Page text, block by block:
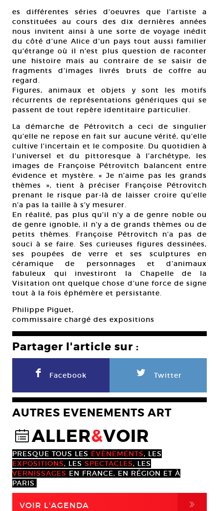
es différentes séries d’oeuvres que l’artiste a
constituées au cours des dix dernières années
nous invitent ainsi à une sorte de voyage inédit
du côté d’une Alice d’un pays tout aussi familier
qu’étrange où il n’est plus question de raconter
une histoire mais au contraire de se saisir de
fragments d’images livrés bruts de coffre au
regard.
Figures, animaux et objets y sont les motifs
récurrents de représentations génériques qui se
passent de tout repère identitaire particulier.
La démarche de Pétrovitch a ceci de singulier
qu’elle ne repose en fait sur aucune vérité, qu’elle
cultive l’incertain et le composite. Du quotidien à
l’universel et du pittoresque à l’archétype, les
images de Françoise Pétrovitch balancent entre
évidence et mystère. « Je n’aime pas les grands
thèmes », tient à préciser Françoise Pétrovitch
prenant le risque par-là de laisser croire qu’elle
n’a pas la taille à s’y mesurer.
En réalité, pas plus qu’il n’y a de genre noble ou
de genre ignoble, il n’y a de grands thèmes ou de
petits thèmes. Françoise Pétrovitch n’a pas de
souci à se faire. Ses curieuses figures dessinées,
ses poupées de verre et ses sculptures en
céramique de personnages et d’animaux
fabuleux qui investiront la Chapelle de la
Visitation ont quelque chose d’une force de signe
tout à la fois éphémère et persistante.
Philippe Piguet,
commissaire chargé des expositions
Partager l'article sur :
F Facebook L Twitter
AUTRES EVENEMENTS ART
@ALLER&VOIR
PRESQUE TOUS LES ÉVÈNEMENTS, LES
EXPOSITIONS, LES SPECTACLES, LES
VERNISSAGES EN FRANCE, EN RÉGION ET À
PARIS.
VOIR L'AGENDA ,